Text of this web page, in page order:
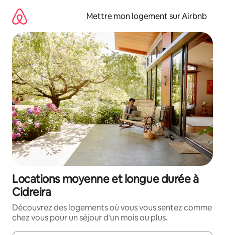
directement
contenu
Mettre mon logement sur Airbnb
Locations moyenne et longue durée à
Cidreira
Découvrez des logements où vous vous sentez comme
chez vous pour un séjour d'un mois ou plus.